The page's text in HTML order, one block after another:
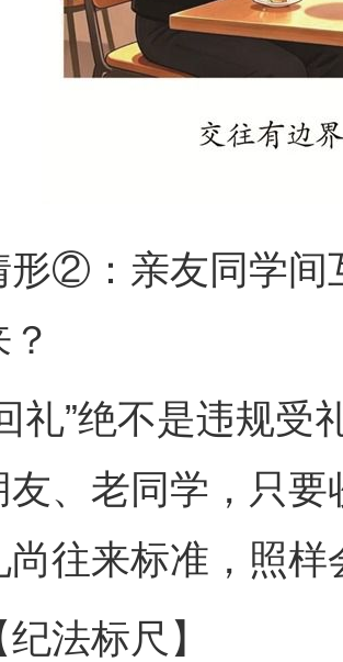
：亲友同学间互
”绝不是违规受礼
友、老同学，只
尚往来标准，照
标尺】